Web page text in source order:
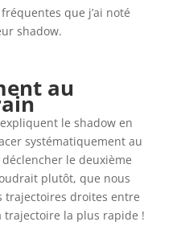
que j’ai noté
shadow.
au
le shadow en
systématiquement au
le deuxième
plutôt, que nous
trajectoires droites entre
trajectoire la plus rapide !